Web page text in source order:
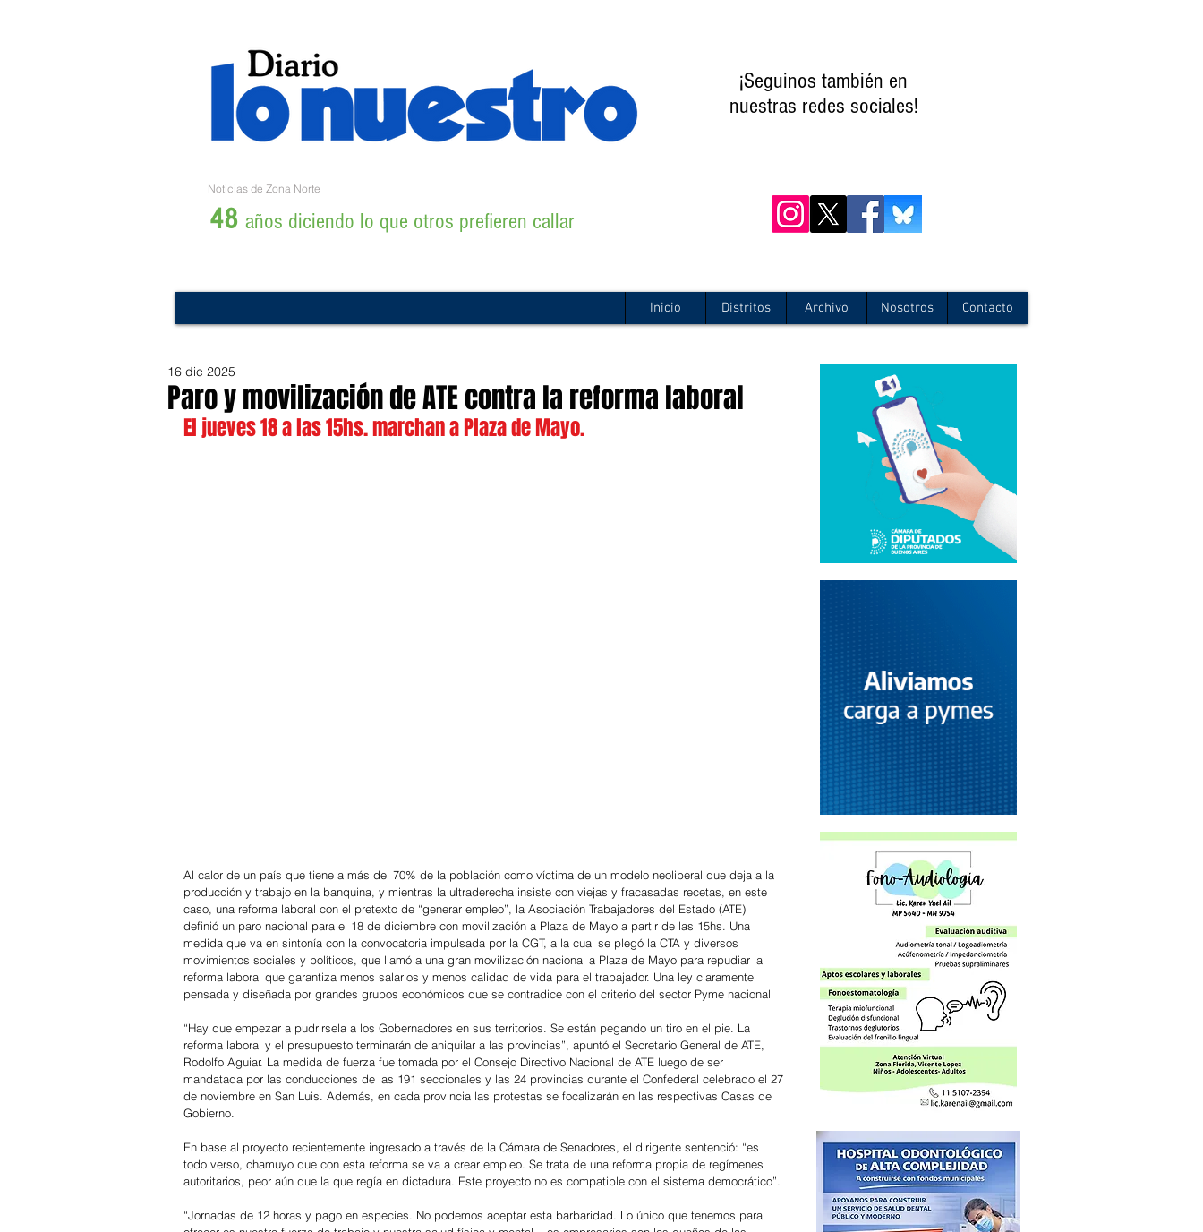
¡Seguinos también en
nuestras redes sociales!
Noticias de Zona Norte
48 años diciendo lo que otros prefieren callar
Inicio Distritos Archivo Nosotros Contacto
Paro y movilización de ATE contra la reforma laboral
16 dic 2025
El jueves 18 a las 15hs. marchan a Plaza de Mayo.
Al calor de un país que tiene a más del 70% de la población como víctima de un modelo neoliberal que deja a la
producción y trabajo en la banquina, y mientras la ultraderecha insiste con viejas y fracasadas recetas, en este
caso, una reforma laboral con el pretexto de “generar empleo”, la Asociación Trabajadores del Estado (ATE)
definió un paro nacional para el 18 de diciembre con movilización a Plaza de Mayo a partir de las 15hs. Una
medida que va en sintonía con la convocatoria impulsada por la CGT, a la cual se plegó la CTA y diversos
movimientos sociales y políticos, que llamó a una gran movilización nacional a Plaza de Mayo para repudiar la
reforma laboral que garantiza menos salarios y menos calidad de vida para el trabajador. Una ley claramente
pensada y diseñada por grandes grupos económicos que se contradice con el criterio del sector Pyme nacional
“Hay que empezar a pudrirsela a los Gobernadores en sus territorios. Se están pegando un tiro en el pie. La
reforma laboral y el presupuesto terminarán de aniquilar a las provincias”, apuntó el Secretario General de ATE,
Rodolfo Aguiar. La medida de fuerza fue tomada por el Consejo Directivo Nacional de ATE luego de ser
mandatada por las conducciones de las 191 seccionales y las 24 provincias durante el Confederal celebrado el 27
de noviembre en San Luis. Además, en cada provincia las protestas se focalizarán en las respectivas Casas de
Gobierno.
En base al proyecto recientemente ingresado a través de la Cámara de Senadores, el dirigente sentenció: “es
todo verso, chamuyo que con esta reforma se va a crear empleo. Se trata de una reforma propia de regímenes
autoritarios, peor aún que la que regía en dictadura. Este proyecto no es compatible con el sistema democrático”.
“Jornadas de 12 horas y pago en especies. No podemos aceptar esta barbaridad. Lo único que tenemos para